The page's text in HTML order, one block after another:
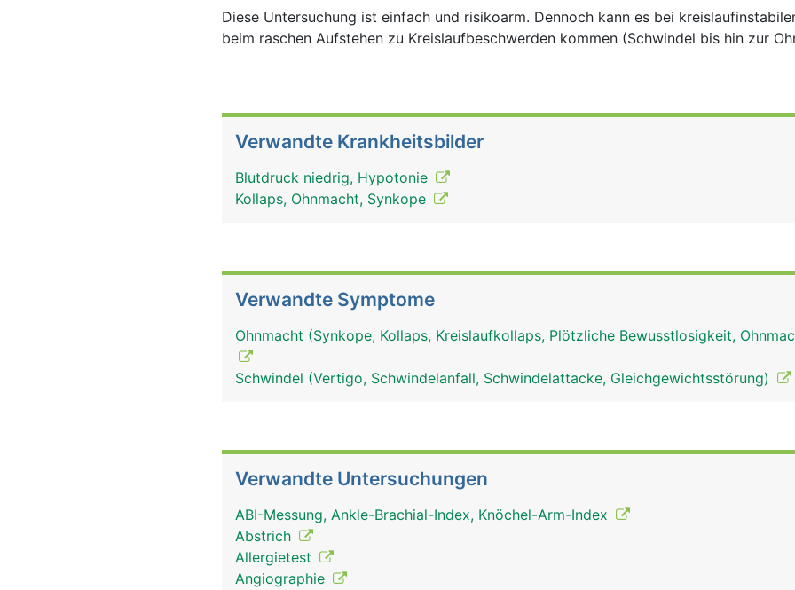
Diese Untersuchung ist einfach und risikoarm. Dennoch kann es bei
beim raschen Aufstehen zu Kreislaufbeschwerden kommen (Schwindel bis hin zur
Verwandte Krankheitsbilder
Blutdruck niedrig, Hypotonie
Kollaps, Ohnmacht, Synkope
Verwandte Symptome
Ohnmacht (Synkope, Kollaps, Kreislaufkollaps, Plötzliche Bewusstlosigkeit,
Schwindel (Vertigo, Schwindelanfall, Schwindelattacke, Gleichgewichtsstörung)
Verwandte Untersuchungen
ABI-Messung, Ankle-Brachial-Index, Knöchel-Arm-Index
Abstrich
Allergietest
Angiographie